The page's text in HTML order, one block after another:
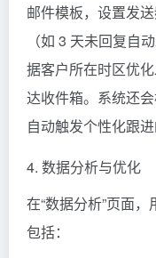
邮件模板，设置发
（如 3 天未回复自
据客户所在时区优
达收件箱。系统还
自动触发个性化跟进
4. 数据分析与优化
在“数据分析”页面
包括：